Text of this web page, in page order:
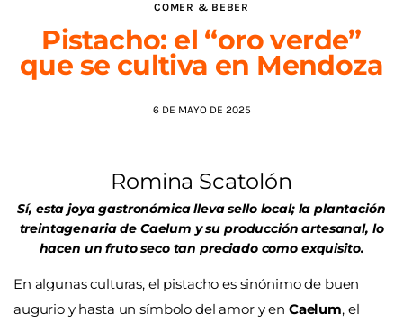
AGENDA
COMER & BEBER
Pistacho: el “oro verde”
que se cultiva en Mendoza
6 DE MAYO DE 2025
Romina Scatolón
Sí, esta joya gastronómica lleva sello local; la plantación
treintagenaria de Caelum y su producción artesanal, lo
hacen un fruto seco tan preciado como exquisito.
En algunas culturas, el pistacho es sinónimo de buen
augurio y hasta un símbolo del amor y en Caelum, el